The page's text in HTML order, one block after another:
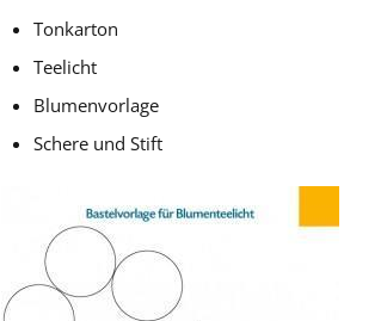
Tonkarton
Teelicht
Blumenvorlage
Schere und Stift